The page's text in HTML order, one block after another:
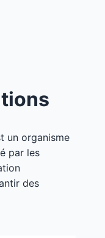
un organisme
par les
des